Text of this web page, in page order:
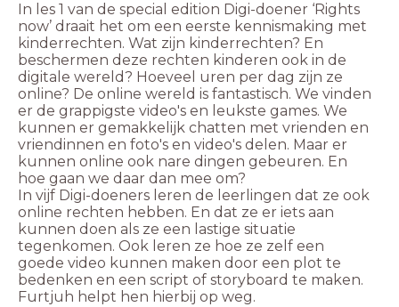
In les 1 van de special edition Digi-doener ‘Rights
now’ draait het om een eerste kennismaking met
kinderrechten. Wat zijn kinderrechten? En
beschermen deze rechten kinderen ook in de
digitale wereld? Hoeveel uren per dag zijn ze
online? De online wereld is fantastisch. We vinden
er de grappigste video's en leukste games. We
kunnen er gemakkelijk chatten met vrienden en
vriendinnen en foto's en video's delen. Maar er
kunnen online ook nare dingen gebeuren. En
hoe gaan we daar dan mee om?
In vijf Digi-doeners leren de leerlingen dat ze ook
online rechten hebben. En dat ze er iets aan
kunnen doen als ze een lastige situatie
tegenkomen. Ook leren ze hoe ze zelf een
goede video kunnen maken door een plot te
bedenken en een script of storyboard te maken.
Furtjuh helpt hen hierbij op weg.